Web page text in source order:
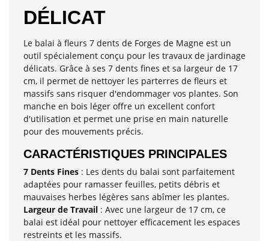
DÉLICAT
Le balai à fleurs 7 dents de Forges de Magne est un
outil spécialement conçu pour les travaux de jardinage
délicats. Grâce à ses 7 dents fines et sa largeur de 17
cm, il permet de nettoyer les parterres de fleurs et
massifs sans risquer d'endommager vos plantes. Son
manche en bois léger offre un excellent confort
d'utilisation et permet une prise en main naturelle
pour des mouvements précis.
CARACTÉRISTIQUES PRINCIPALES
7 Dents Fines : Les dents du balai sont parfaitement
adaptées pour ramasser feuilles, petits débris et
mauvaises herbes légères sans abîmer les plantes.
Largeur de Travail : Avec une largeur de 17 cm, ce
balai est idéal pour nettoyer efficacement les espaces
restreints et les massifs.